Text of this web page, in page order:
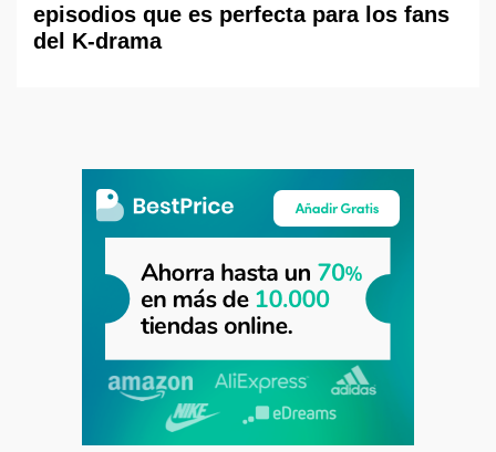
episodios que es perfecta para los fans
del K-drama